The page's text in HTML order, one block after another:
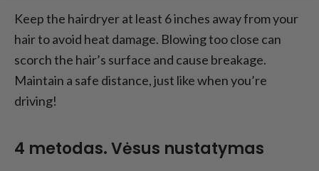
Keep the hairdryer at least 6 inches away from your
hair to avoid heat damage. Blowing too close can
scorch the hair’s surface and cause breakage.
Maintain a safe distance, just like when you’re
driving!
4 metodas. Vėsus nustatymas